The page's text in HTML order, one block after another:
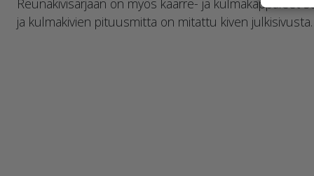
Reunakivisarjaan on myös kaarre- ja kulmakappaleet
ja kulmakivien pituusmitta on mitattu kiven julkisivusta.